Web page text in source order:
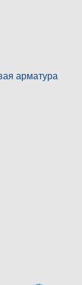
арматура